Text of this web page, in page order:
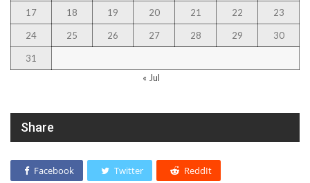
17 18 19 20 21 22 23
24 25 26 27 28 29 30
31
« Jul
Share
Facebook Twitter ReddIt